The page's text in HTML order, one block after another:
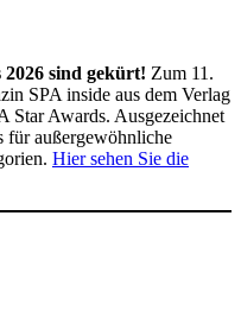
2026 sind gekürt! Zum 11.
SPA inside aus dem Verlag
Star Awards. Ausgezeichnet
für außergewöhnliche
Hier sehen Sie die